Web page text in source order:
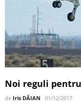
Noi reguli
de Iris DĂIAN 01/12/2017